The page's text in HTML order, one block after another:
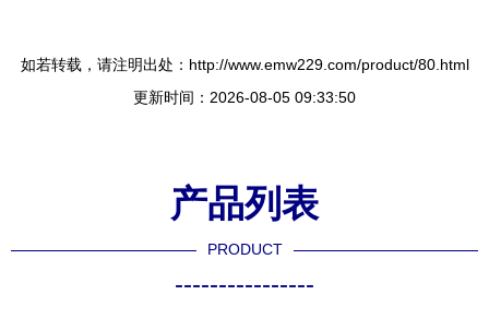
如若转载，请注明出处：http://www.emw229.com/product/80.html
更新时间：2026-08-05 09:33:50
产品列表
PRODUCT
----------------